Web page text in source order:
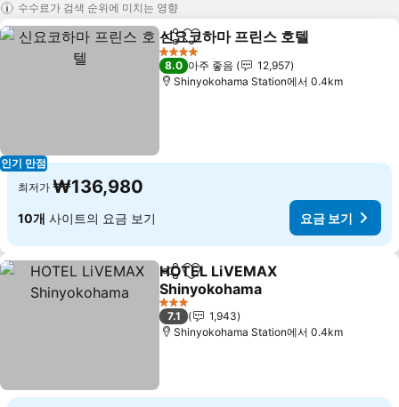
수수료가 검색 순위에 미치는 영향
인기 만점
공유 즐겨찾기에 추가
신요코하마 프린스 호텔
4 성급
8.0 아주 좋음
12,957
Shinyokohama Station에서 0.4km
최저가 ₩136,980
10개 사이트의 요금 보기 요금 보기
공유 즐겨찾기에 추가
HOTEL LiVEMAX
Shinyokohama
요금 보기
3 성급
7.1
1,943
Shinyokohama Station에서 0.4km